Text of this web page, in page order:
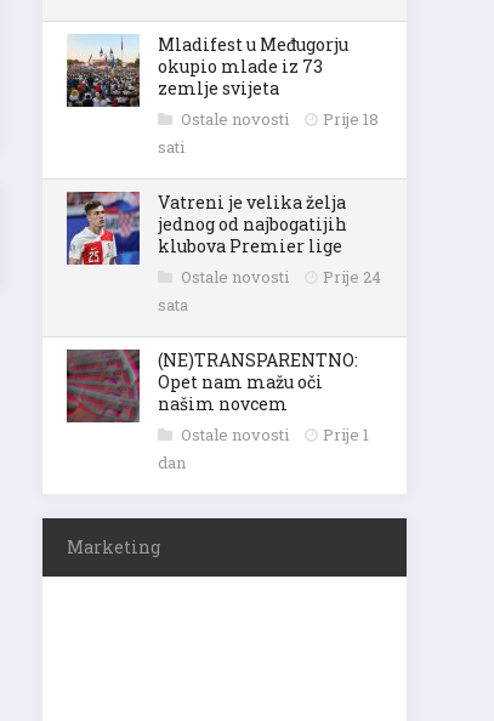
Mladifest u Međugorju
okupio mlade iz 73
zemlje svijeta
Ostale novosti
Prije 18
sati
Vatreni je velika želja
jednog od najbogatijih
klubova Premier lige
Ostale novosti
Prije 24
sata
(NE)TRANSPARENTNO:
Opet nam mažu oči
našim novcem
Ostale novosti
Prije 1
dan
Marketing